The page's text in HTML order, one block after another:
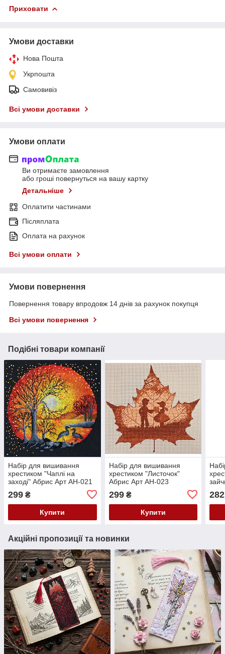
Приховати
Умови доставки
Нова Пошта
Укрпошта
Самовивіз
Всі умови доставки
Умови оплати
Ви отримаєте замовлення
або гроші повернуться на вашу картку
Детальніше
Оплатити частинами
Післяплата
Оплата на рахунок
Всі умови оплати
Умови повернення
Повернення товару впродовж 14 днів за рахунок покупця
Всі умови повернення
Подібні товари компанії
Набір для вишивання
хрестиком "Чаплі на
заході" Абрис Арт AH-021
299 ₴
Купити
Набір для вишивання
хрестиком "Листочок"
Абрис Арт AH-023
299₴
Купити
282
Акційні пропозиції та новинки